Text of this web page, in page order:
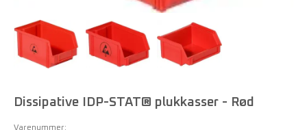
Dissipative IDP-STAT® plukkasser - Rød
Varenummer: